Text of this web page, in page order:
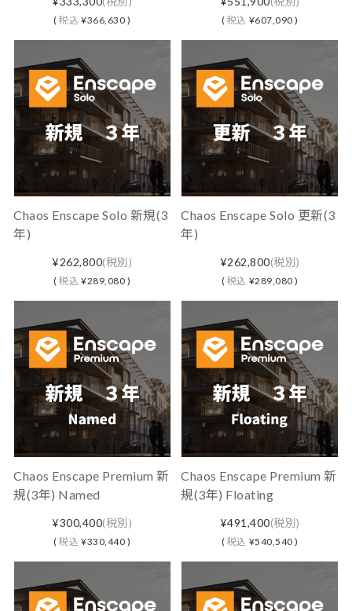
(税込 ¥366,630 ) ( 税込 ¥607,090 )
Chaos Enscape Solo 新規(3
年)
¥262,800(税別)
(税込 ¥289,080 )
Chaos Enscape Solo 更新(3
年)
¥262,800(税別)
( 税込 ¥289,080 )
Chaos Enscape Premium 新
規(3年) Named
¥300,400(税別)
(税込 ¥330,440 )
Chaos Enscape Premium 新
規(3年) Floating
¥491,400(税別)
( 税込 ¥540,540 )